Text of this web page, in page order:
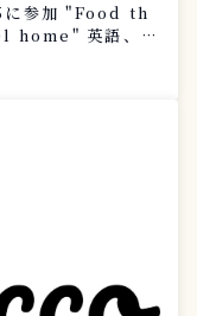
5に参加 "Food th
英語、中